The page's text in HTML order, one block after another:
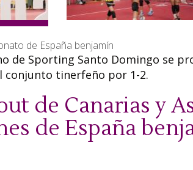
de España benjamín
de Sporting Santo Domingo se
conjunto tinerfeño por 1-2.
de Canarias y
de España